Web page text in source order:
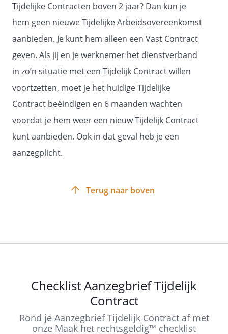
Tijdelijke Contracten boven 2 jaar? Dan kun je
hem geen nieuwe Tijdelijke Arbeidsovereenkomst
aanbieden. Je kunt hem alleen een Vast Contract
geven. Als jij en je werknemer het dienstverband
in zo’n situatie met een Tijdelijk Contract willen
voortzetten, moet je het huidige Tijdelijke
Contract beëindigen en 6 maanden wachten
voordat je hem weer een nieuw Tijdelijk Contract
kunt aanbieden. Ook in dat geval heb je een
aanzegplicht.
Terug naar boven
Checklist Aanzegbrief Tijdelijk
Contract
Rond je Aanzegbrief Tijdelijk Contract af met
onze Maak het rechtsgeldig™ checklist